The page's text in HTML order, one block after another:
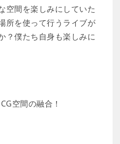
空間を楽しみにしていた
所を使って行うライブが
？僕たち自身も楽しみに
空間の融合！